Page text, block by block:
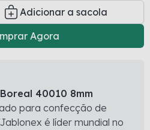
Adicionar a sacola
Agora
40010 8mm
para confecção de
é líder mundial no